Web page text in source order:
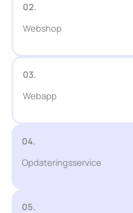
02.
Webshop
03.
Webapp
04.
Opdateringsservice
05.